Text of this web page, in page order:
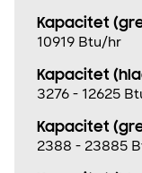
Kapacitet
10919 Btu/hr
Kapacitet
3276 - 12625
Kapacitet
2388 - 23885